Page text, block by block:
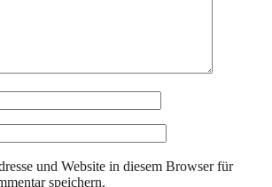
und Website in diesem Browser für
speichern.